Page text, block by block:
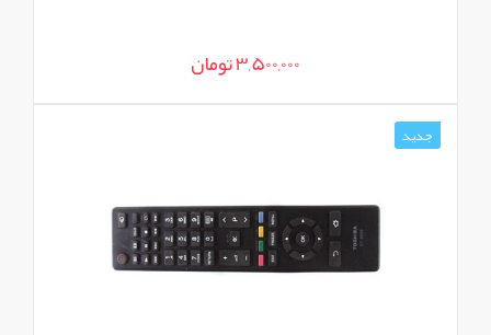
3,500,000 تومان
جدید